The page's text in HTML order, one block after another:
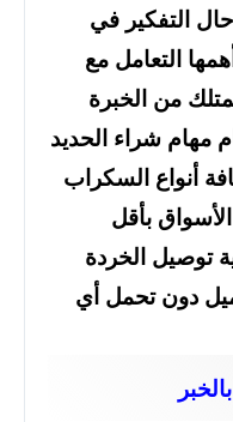
التفكير في
التعامل مع
من الخبرة
مهام شراء الحديد
أنواع السكراب
بأقل
توصيل الخردة
دون تحمل أي